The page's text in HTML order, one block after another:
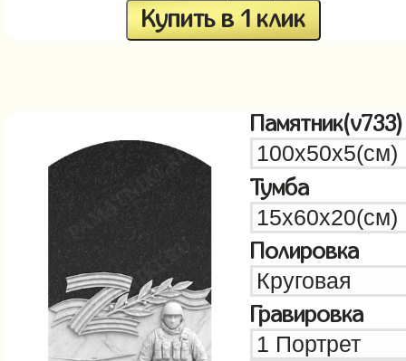
Купить в 1 клик
Памятник(v733)
Тумба
Полировка
Гравировка